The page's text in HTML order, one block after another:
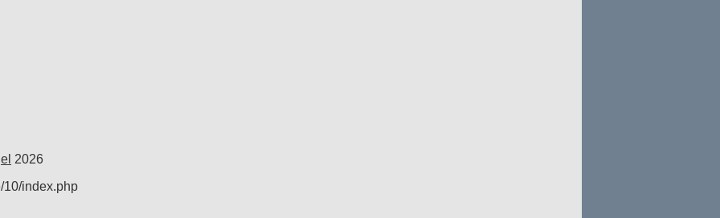
2026
10/index.php